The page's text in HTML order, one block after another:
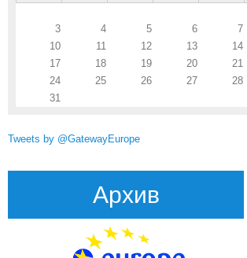
3
4 5 6 7
10
11 12 13 14
17
18 19 20 21
24
25 26 27 28
31
Tweets by @GatewayEurope
Архив